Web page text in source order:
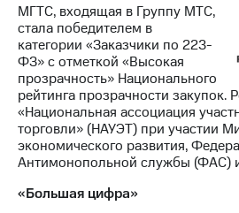
МГТС, входящая в Группу МТС,
стала победителем в
категории «Заказчики по 223-
ФЗ» с отметкой «Высокая
прозрачность» Национального
рейтинга прозрачности закупок.
«Национальная ассоциация
торговли» (НАУЭТ) при участии
экономического развития,
Антимонопольной службы (ФАС)
«Большая цифра»